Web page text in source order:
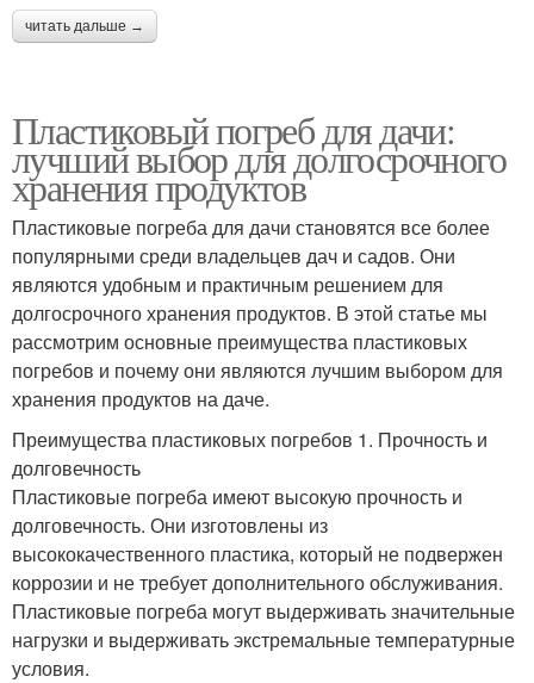
читать дальше →
Пластиковый погреб для дачи:
лучший выбор для долгосрочного
хранения продуктов
Пластиковые погреба для дачи становятся все более
популярными среди владельцев дач и садов. Они
являются удобным и практичным решением для
долгосрочного хранения продуктов. В этой статье мы
рассмотрим основные преимущества пластиковых
погребов и почему они являются лучшим выбором для
хранения продуктов на даче.
Преимущества пластиковых погребов 1. Прочность и
долговечность
Пластиковые погреба имеют высокую прочность и
долговечность. Они изготовлены из
высококачественного пластика, который не подвержен
коррозии и не требует дополнительного обслуживания.
Пластиковые погреба могут выдерживать значительные
нагрузки и выдерживать экстремальные температурные
условия.